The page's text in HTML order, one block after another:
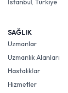
İstanbul, Türkiye
SAĞLIK
Uzmanlar
Uzmanlık Alanları
Hastalıklar
Hizmetler